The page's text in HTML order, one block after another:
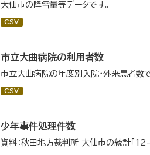
大仙市の降雪量等データです。
CSV
市立大曲病院の利用者数
市立大曲病院の年度別入院・外来患者数で
CSV
少年事件処理件数
資料：秋田地方裁判所 大仙市の統計「